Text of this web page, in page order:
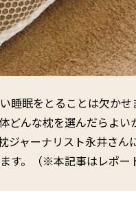
睡眠をとることは欠か
どんな枕を選んだらよい
ジャーナリスト永井さん
す。（※本記事はレポー